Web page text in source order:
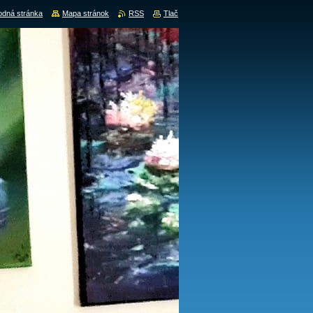
stránka Mapa stránok RSS Tlač